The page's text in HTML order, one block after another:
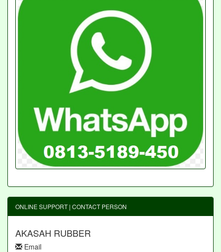
ONLINE SUPPORT | CONTACT PERSON
AKASAH RUBBER
Email